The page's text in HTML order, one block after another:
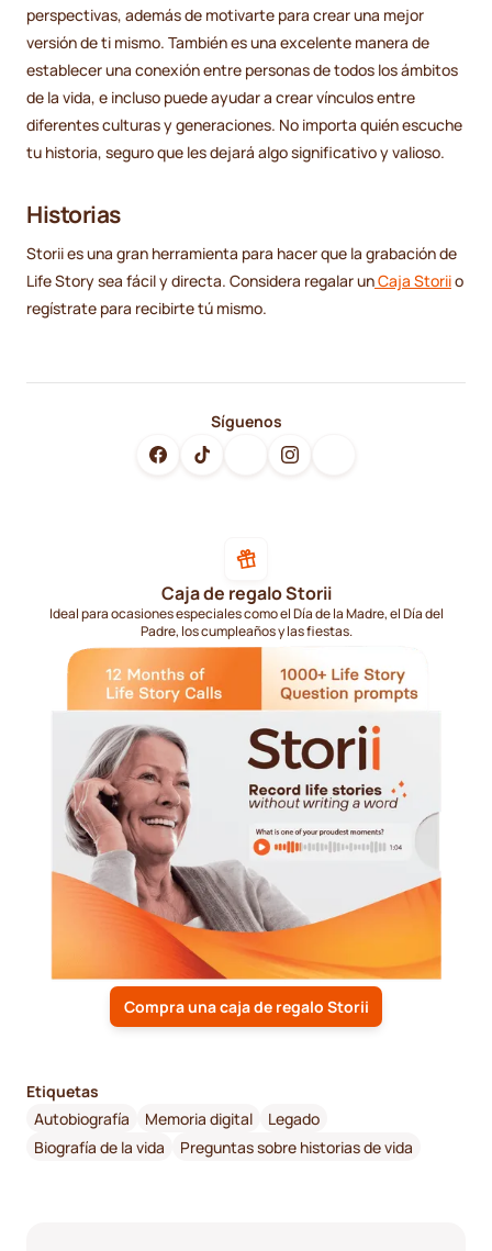
perspectivas, además de motivarte para crear una mejor
versión de ti mismo. También es una excelente manera de
establecer una conexión entre personas de todos los ámbitos
de la vida, e incluso puede ayudar a crear vínculos entre
diferentes culturas y generaciones. No importa quién escuche
tu historia, seguro que les dejará algo significativo y valioso.
Historias
Storii es una gran herramienta para hacer que la grabación de
Life Story sea fácil y directa. Considera regalar unCaja Storiio
regístrate para recibirte tú mismo.
Síguenos
Caja de regalo Storii
Ideal para ocasiones especiales como el Día de la Madre, el Día del
Padre, los cumpleaños y las fiestas.
Compra una caja de regalo Storii
Etiquetas
Autobiografía
Memoria digital
Legado
Biografía de la vida
Preguntas sobre historias de vida